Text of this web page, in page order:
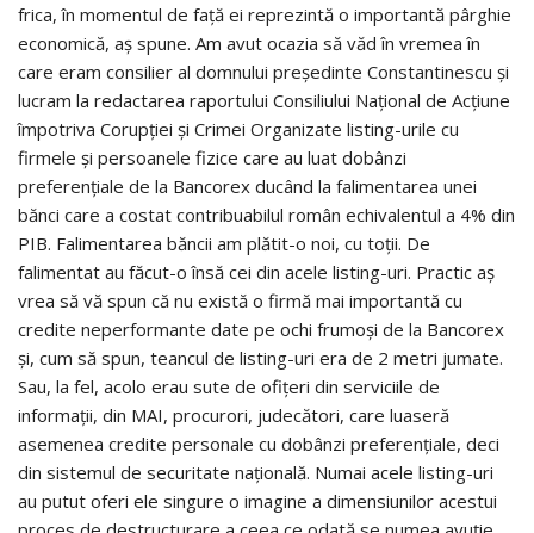
frica, în momentul de faţă ei reprezintă o importantă pârghie
economică, aş spune. Am avut ocazia să văd în vremea în
care eram consilier al domnului preşedinte Constantinescu şi
lucram la redactarea raportului Consiliului Naţional de Acţiune
împotriva Corupţiei şi Crimei Organizate listing-urile cu
firmele şi persoanele fizice care au luat dobânzi
preferenţiale de la Bancorex ducând la falimentarea unei
bănci care a costat contribuabilul român echivalentul a 4% din
PIB. Falimentarea băncii am plătit-o noi, cu toţii. De
falimentat au făcut-o însă cei din acele listing-uri. Practic aş
vrea să vă spun că nu există o firmă mai importantă cu
credite neperformante date pe ochi frumoşi de la Bancorex
şi, cum să spun, teancul de listing-uri era de 2 metri jumate.
Sau, la fel, acolo erau sute de ofiţeri din serviciile de
informaţii, din MAI, procurori, judecători, care luaseră
asemenea credite personale cu dobânzi preferenţiale, deci
din sistemul de securitate naţională. Numai acele listing-uri
au putut oferi ele singure o imagine a dimensiunilor acestui